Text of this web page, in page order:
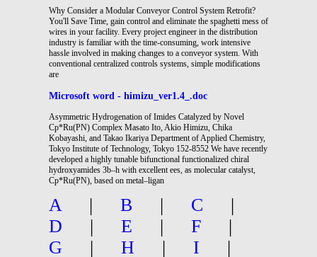
Why Consider a Modular Conveyor Control System Retrofit?
You'll Save Time, gain control and eliminate the spaghetti mess of
wires in your facility. Every project engineer in the distribution
industry is familiar with the time-consuming, work intensive
hassle involved in making changes to a conveyor system. With
conventional centralized controls systems, simple modifications
are
Microsoft word - himizu_ver1.4_.doc
Asymmetric Hydrogenation of Imides Catalyzed by Novel
Cp*Ru(PN) Complex Masato Ito, Akio Himizu, Chika
Kobayashi, and Takao Ikariya Department of Applied Chemistry,
Tokyo Institute of Technology, Tokyo 152-8552 We have recently
developed a highly tunable bifunctional functionalized chiral
hydroxyamides 3b–h with excellent ees, as molecular catalyst,
Cp*Ru(PN), based on metal–ligan
A | B | C
|
D
| E | F
|
G
| H | I |